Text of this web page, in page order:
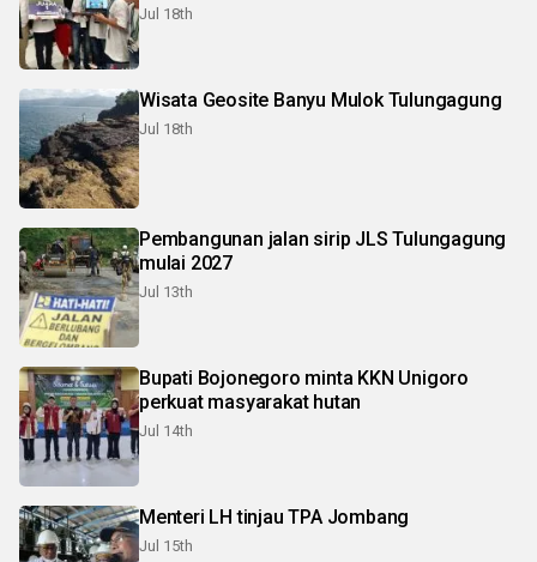
Jul 18th
Wisata Geosite Banyu Mulok Tulungagung
Jul 18th
Pembangunan jalan sirip JLS Tulungagung
mulai 2027
Jul 13th
Bupati Bojonegoro minta KKN Unigoro
perkuat masyarakat hutan
Jul 14th
Menteri LH tinjau TPA Jombang
Jul 15th